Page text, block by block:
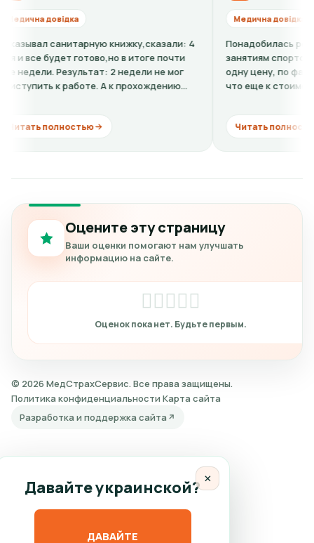
санитарную книжку,сказали: 4
готово,но в итоге почти
Результат: 2 недели не мог
к работе. А к прохождению
Медична довідка
Понадобилась ребенку
занятиям спортом. По
одну цену, по факту в
что еще к стоимости нужно
Читать полностью
Оцените эту страницу
Ваши оценки помогают нам улучшать
информацию на сайте.
© 2026 МедСтрахСервис. Все права защищены.
Политика конфиденциальности Карта сайта
Разработка и поддержка сайта
×
Давайте украинской?
ДАВАЙТЕ